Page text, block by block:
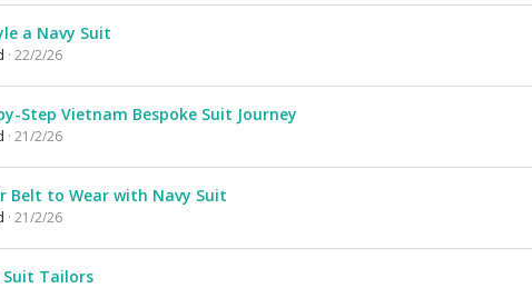
a Navy Suit
22/2/26
Step Vietnam Bespoke Suit Journey
21/2/26
Belt to Wear with Navy Suit
21/2/26
Suit Tailors